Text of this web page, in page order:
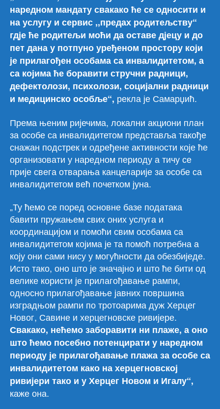
наредном мандату свакако ће се односити и
на услугу и сервис ,,предах родитељству“
гдје ће родитељи моћи да оставе дјецу и до
пет дана у потпуно уређеном простору који
је прилагођен особама са инвалидитетом, а
са којима ће боравити стручни радници,
дефектолози, психолози, социјални радници
и медицинско особље“, рекла је Самарџић.
Према њеним ријечима, локални акциони план
за особе са инвалидитетом представља такође
снажан подстрек и одређене активности које ће
организовати у наредном периоду а тичу се
прије свега отварања канцеларије за особе са
инвалидитетом већ почетком јуна.
„Ту ћемо се поред основне базе података
бавити пружањем свих оних услуга и
координацијом и помоћи свим особама са
инвалидитетом којима је та помоћ потребна а
коју они сами нису у могућности да обезбиједе.
Исто тако, оно што је значајно и што ће бити од
велике користи је прилагођавање рампи,
односно прилагођавање јавних површина
изградњом рампи по тротоарима дуж Херцег
Новог, Савине и херцегновске ривијере.
Свакако, нећемо заборавити ни плаже, а оно
што ћемо посебно потенцирати у наредном
периоду је прилагођавање плажа за особе са
инвалидитетом како на херцегновској
ривијери тако и у Херцег Новом и Игалу“,
каже она.